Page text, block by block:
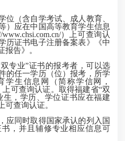
（含自学考试、成人教育、
）应在中国高等教育学生信息
）上可查询认
历证书电子注册备案表》《中
报告》。
专业”证书的报考者，可以选
的任一学历（位）报考，所学
学生信息网（简称学信网，
上可查询认证。取得福建省“双
生，学历、学位证书应在福建
可查询认证。
同时取得国家承认的列入国
，并且辅修专业相应信息可